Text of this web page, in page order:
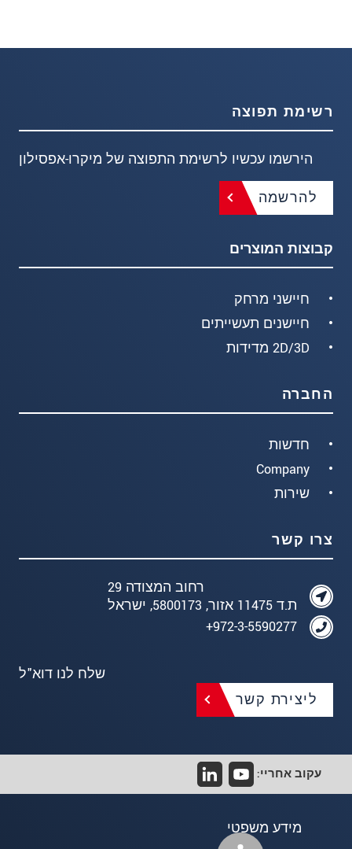
רשימת תפוצה
הירשמו עכשיו לרשימת התפוצה של מיקרו-אפסילון
להרשמה
קבוצות המוצרים
חיישני מרחק
חיישנים תעשייתים
2D/3D מדידות
החברה
חדשות
Company
שירות
צרו קשר
רחוב המצודה 29
ת.ד 11475 אזור, 5800173, ישראל
972-3-5590277+
שלח לנו דוא"ל
ליצירת קשר
עקוב אחריי:
מידע משפטי